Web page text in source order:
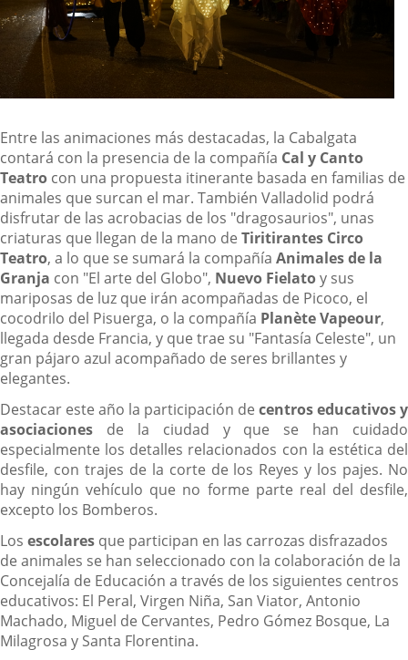
Entre las animaciones más destacadas, la Cabalgata
contará con la presencia de la compañía Cal y Canto
Teatro con una propuesta itinerante basada en familias de
animales que surcan el mar. También Valladolid podrá
disfrutar de las acrobacias de los "dragosaurios", unas
criaturas que llegan de la mano de Tiritirantes Circo
Teatro, a lo que se sumará la compañía Animales de la
Granja con "El arte del Globo", Nuevo Fielatoy sus
mariposas de luz que irán acompañadas de Picoco, el
cocodrilo del Pisuerga, o la compañía Planète Vapeour,
llegada desde Francia, y que trae su "Fantasía Celeste", un
gran pájaro azul acompañado de seres brillantes y
elegantes.
Destacar este año la participación de centros educativos y
asociaciones de la ciudad y que se han cuidado
especialmente los detalles relacionados con la estética del
desfile, con trajes de la corte de los Reyes y los pajes. No
hay ningún vehículo que no forme parte real del desfile,
excepto los Bomberos.
Los escolares que participan en las carrozas disfrazados
de animales se han seleccionado con la colaboración de la
Concejalía de Educación a través de los siguientes centros
educativos: El Peral, Virgen Niña, San Viator, Antonio
Machado, Miguel de Cervantes, Pedro Gómez Bosque, La
Milagrosa y Santa Florentina.